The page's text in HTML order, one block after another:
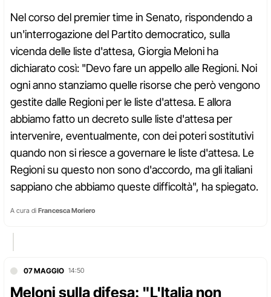
Nel corso del premier time in Senato, rispondendo a
un'interrogazione del Partito democratico, sulla
vicenda delle liste d'attesa, Giorgia Meloni ha
dichiarato così: "Devo fare un appello alle Regioni. Noi
ogni anno stanziamo quelle risorse che però vengono
gestite dalle Regioni per le liste d'attesa. E allora
abbiamo fatto un decreto sulle liste d'attesa per
intervenire, eventualmente, con dei poteri sostitutivi
quando non si riesce a governare le liste d'attesa. Le
Regioni su questo non sono d'accordo, ma gli italiani
sappiano che abbiamo queste difficoltà", ha spiegato.
A cura di Francesca Moriero
07 MAGGIO 14:50
Meloni sulla difesa: "L'Italia non